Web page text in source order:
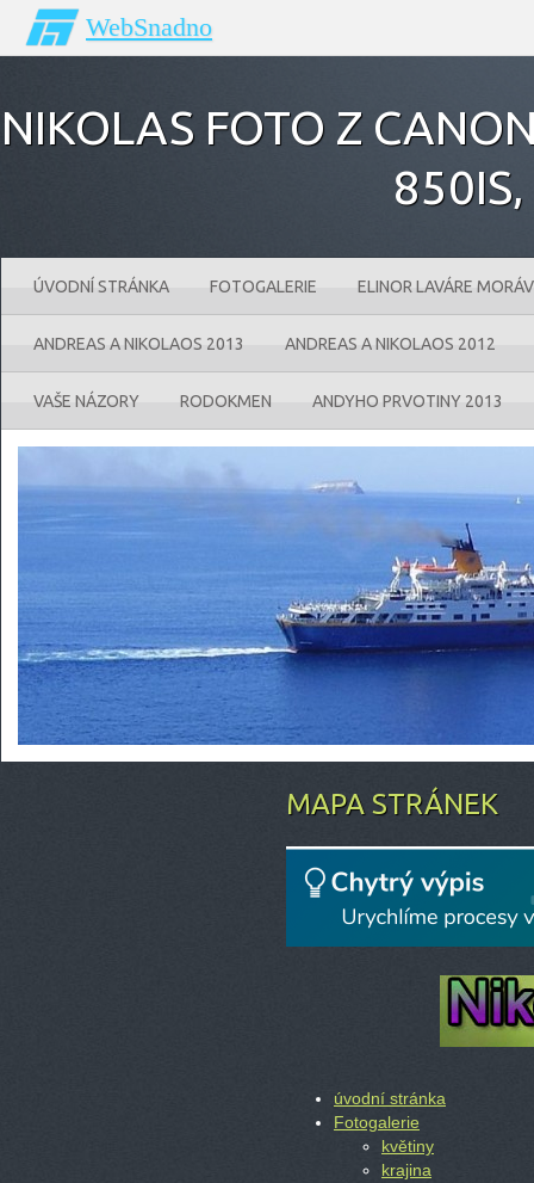
WebSnadno
NIKOLAS FOTO Z
ÚVODNÍ STRÁNKA FOTOGALERIE ELINOR LAVÁRE
ANDREAS A NIKOLAOS 2013 ANDREAS A NIKOLAOS 2012
VAŠE NÁZORY RODOKMEN ANDYHO PRVOTINY 2013
MAPA STRÁNEK
úvodní stránka
Fotogalerie
květiny
krajina